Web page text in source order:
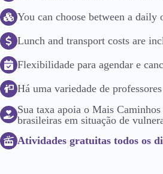
You can choose between a daily
Lunch and transport costs are
Flexibilidade para agendar e
Há uma variedade de
Sua taxa apoia o Mais
brasileiras em situação de
Atividades gratuitas todos os